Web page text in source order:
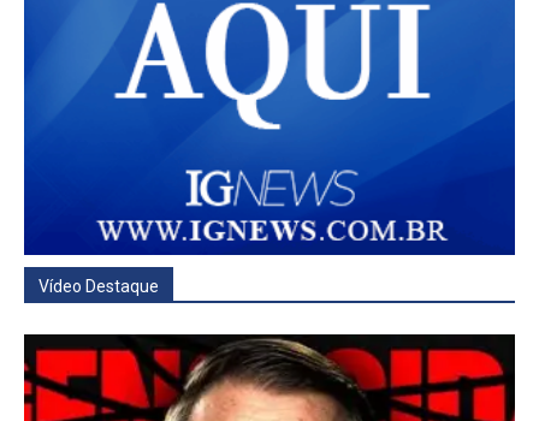
Vídeo Destaque